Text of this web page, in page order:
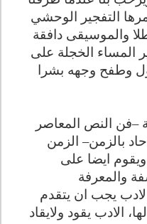
التفجير الوحشي
والموسيقى دافقة
المساء الخجلة على
وطفح وجهه بشرا
–فن النص المعاصر
بالزمن– الزمن
ويقوم ايضا على
والمعرفة
يجب ان يتقدم
الادب يقود ولايقاد